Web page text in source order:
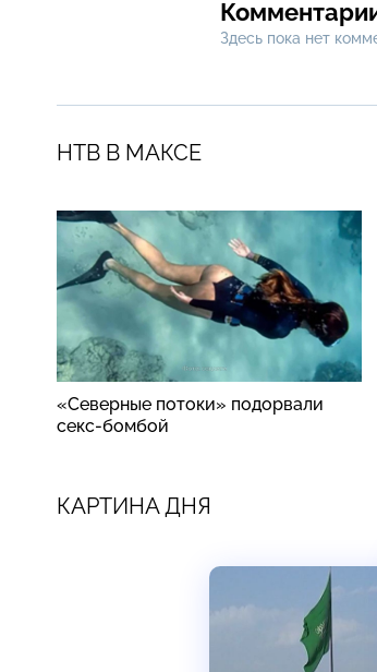
Здесь пока нет
НТВ В МАКСЕ
«Северные потоки» подорвали
секс-бомбой
КАРТИНА ДНЯ